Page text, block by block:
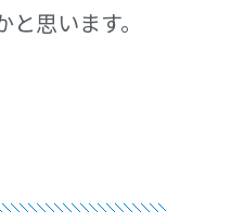
思います。